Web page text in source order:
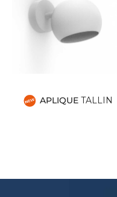
APLIQUE TALLIN